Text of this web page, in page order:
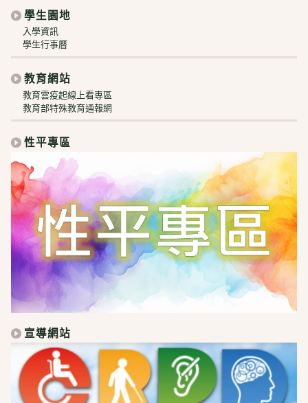
學生園地
入學資訊
學生行事曆
教育網站
教育雲疫起線上看專區
教育部特殊教育通報網
性平專區
宣導網站